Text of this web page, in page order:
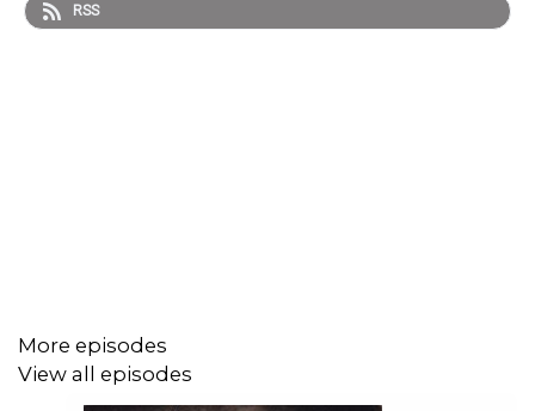
før i det 20. århundre.
velgående flere tusen år etter hennes død.
RSS
More episodes
View all episodes